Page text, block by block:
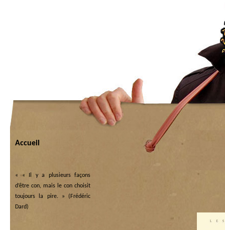
Accueil
«« Il y a plusieurs façons
d’être con, mais le con choisit
toujours la pire. » (Frédéric
Dard)